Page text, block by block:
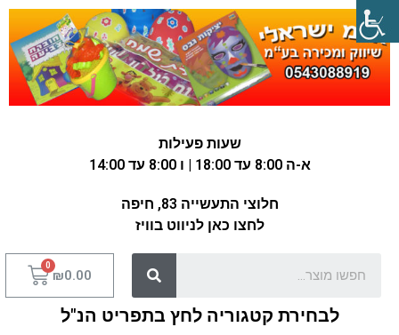
שעות פעילות
א-ה 8:00 עד 18:00 | ו 8:00 עד 14:00
חלוצי התעשייה 83, חיפה
לחצו כאן לניווט בוויז
₪0.00
לבחירת קטגוריה לחץ בתפריט הנ"ל